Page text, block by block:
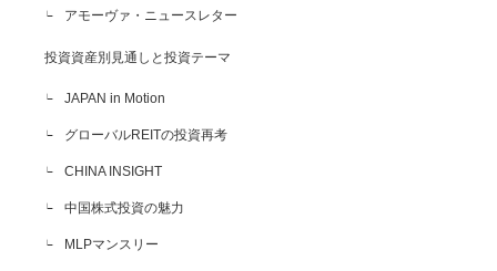
アモーヴァ・ニュースレター
投資資産別見通しと投資テーマ
JAPAN in Motion
グローバルREITの投資再考
CHINA INSIGHT
中国株式投資の魅力
MLPマンスリー